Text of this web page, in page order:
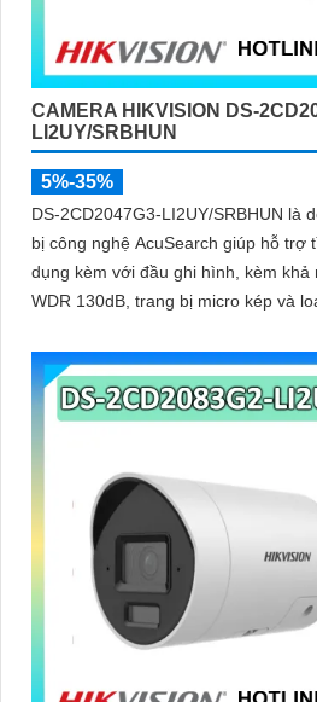
CAMERA HIKVISION DS-
LI2UY/SRBHUN
5%-35%
DS-2CD2047G3-LI2UY/SRBHUN là
bị công nghệ AcuSearch giúp hỗ trợ
dụng kèm với đầu ghi hình, kèm
WDR 130dB, trang bị micro kép và